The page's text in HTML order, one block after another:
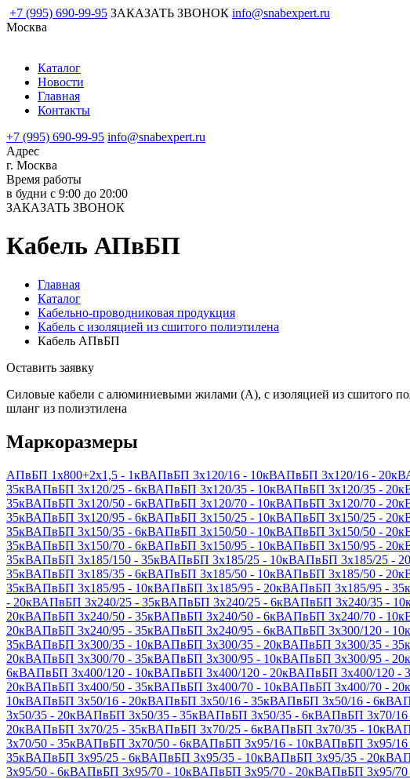
+7 (995) 690-99-95 ЗАКАЗАТЬ ЗВОНОК info@snabexpert.ru
Москва
Каталог
Новости
Главная
Контакты
+7 (995) 690-99-95 info@snabexpert.ru
Адрес
г. Москва
Время работы
в будни с 9:00 до 20:00
ЗАКАЗАТЬ ЗВОНОК
Кабель АПвБП
Главная
Каталог
Кабельно-проводниковая продукция
Кабель с изоляцией из сшитого полиэтилена
Кабель АПвБП
Оставить заявку
Силовые кабели с алюминиевыми жилами (А), с изоляцией из сшитого
шланг из полиэтилена
Маркоразмеры
АПвБП 1х800+2х1,5 - 1кВАПвБП 3х120/16 - 10кВАПвБП 3х120/16 - 20кВ
35кВАПвБП 3х120/25 - 6кВАПвБП 3х120/35 - 10кВАПвБП 3х120/35 -
35кВАПвБП 3х120/50 - 6кВАПвБП 3х120/70 - 10кВАПвБП 3х120/70 -
35кВАПвБП 3х120/95 - 6кВАПвБП 3х150/25 - 10кВАПвБП 3х150/25 -
35кВАПвБП 3х150/35 - 6кВАПвБП 3х150/50 - 10кВАПвБП 3х150/50 -
35кВАПвБП 3х150/70 - 6кВАПвБП 3х150/95 - 10кВАПвБП 3х150/95 -
35кВАПвБП 3х185/150 - 35кВАПвБП 3х185/25 - 10кВАПвБП 3х185/25 -
35кВАПвБП 3х185/35 - 6кВАПвБП 3х185/50 - 10кВАПвБП 3х185/50 -
35кВАПвБП 3х185/95 - 10кВАПвБП 3х185/95 - 20кВАПвБП 3х185/95 -
- 20кВАПвБП 3х240/25 - 35кВАПвБП 3х240/25 - 6кВАПвБП 3х240/35 -
20кВАПвБП 3х240/50 - 35кВАПвБП 3х240/50 - 6кВАПвБП 3х240/70 -
20кВАПвБП 3х240/95 - 35кВАПвБП 3х240/95 - 6кВАПвБП 3х300/120 -
35кВАПвБП 3х300/35 - 10кВАПвБП 3х300/35 - 20кВАПвБП 3х300/35 -
20кВАПвБП 3х300/70 - 35кВАПвБП 3х300/95 - 10кВАПвБП 3х300/95 -
6кВАПвБП 3х400/120 - 10кВАПвБП 3х400/120 - 20кВАПвБП 3х400/120 -
20кВАПвБП 3х400/50 - 35кВАПвБП 3х400/70 - 10кВАПвБП 3х400/70 -
10кВАПвБП 3х50/16 - 20кВАПвБП 3х50/16 - 35кВАПвБП 3х50/16 - 6кВ
3х50/35 - 20кВАПвБП 3х50/35 - 35кВАПвБП 3х50/35 - 6кВАПвБП 3х70/16
20кВАПвБП 3х70/25 - 35кВАПвБП 3х70/25 - 6кВАПвБП 3х70/35 - 10кВ
3х70/50 - 35кВАПвБП 3х70/50 - 6кВАПвБП 3х95/16 - 10кВАПвБП 3х95/16
35кВАПвБП 3х95/25 - 6кВАПвБП 3х95/35 - 10кВАПвБП 3х95/35 - 20кВ
3х95/50 - 6кВАПвБП 3х95/70 - 10кВАПвБП 3х95/70 - 20кВАПвБП 3х95/70